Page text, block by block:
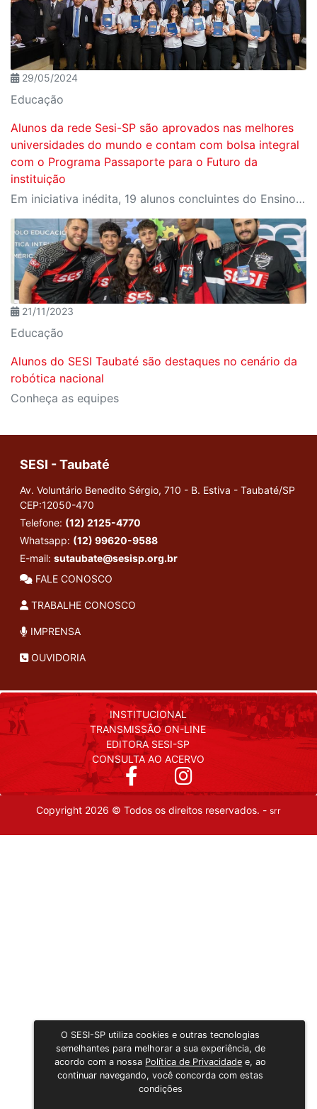
29/05/2024
Educação
Alunos da rede Sesi-SP são aprovados nas melhores
universidades do mundo e contam com bolsa integral
com o Programa Passaporte para o Futuro da
instituição
Em iniciativa inédita, 19 alunos concluintes do Ensino Médio da rede Sesi-SP vão realizar o sonho de fazer graduação nas áreas da engenharia, inovação, tecnologia e ciências aplicadas, em universidades renomadas como Harvard.
21/11/2023
Educação
Alunos do SESI Taubaté são destaques no cenário da
robótica nacional
Conheça as equipes
SESI - Taubaté
Av. Voluntário Benedito Sérgio, 710 - B. Estiva - Taubaté/SP
CEP:12050-470
Telefone: (12) 2125-4770
Whatsapp: (12) 99620-9588
E-mail: sutaubate@sesisp.org.br
FALE CONOSCO
TRABALHE CONOSCO
IMPRENSA
OUVIDORIA
INSTITUCIONAL
TRANSMISSÃO ON-LINE
EDITORA SESI-SP
CONSULTA AO ACERVO
Copyright 2026 © Todos os direitos reservados. - srr
O SESI-SP utiliza cookies e outras tecnologias
semelhantes para melhorar a sua experiência, de
acordo com a nossa Política de Privacidade e, ao
continuar navegando, você concorda com estas
condições